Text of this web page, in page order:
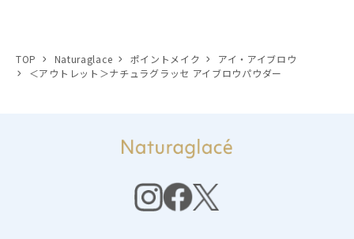
TOP Naturaglace ポイントメイク
アイ・アイブロウ
＜アウトレット＞ナチュラグラッセ アイブロウパウダー